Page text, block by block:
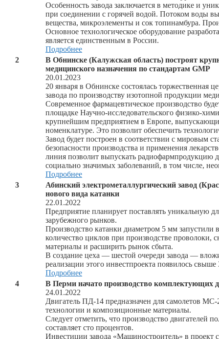
Особенность завода заключается в методике и
при соединении с горячей водой. Потоком воды
вещества, микроэлементы и сок топинамбура.
Основное технологическое оборудование
является единственным в России.
Подробнее
2
В Обнинске (Калужская область) построят
медицинского назначения по стандартам GMP
20.01.2023
20 января в Обнинске состоялась торжественная
завода по производству изотопной продукции
Современное фармацевтическое производство
площадке Научно-исследовательского физико-
крупнейшим предприятием в Европе,
номенклатуре. Это позволит обеспечить
Завод будет построен в соответствии с мировым
безопасности производства и применения
линия позволит выпускать радиофармпродукцию
социально значимых заболеваний, в том числе,
Подробнее
3
Абинский электрометаллургический завод
нового вида катанки
22.01.2022
Предприятие планирует поставлять уникальную
зарубежного рынков.
Производство катанки диаметром 5 мм запустили
количество циклов при производстве проволоки,
материалы и расширить рынок сбыта.
В создание цеха — шестой очереди завода —
реализации этого инвестпроекта появилось
Подробнее
4
В Перми начато производство комплектующих
24.01.2022
Двигатель ПД-14 предназначен для самолетов
технологии и композиционные материалы.
Следует отметить, что производство двигателей
составляет сто процентов.
Инвестиции завода «Машиностроитель» в проект